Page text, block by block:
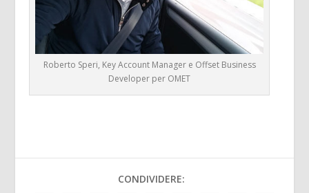
Roberto Speri, Key Account Manager e Offset Business
Developer per OMET
CONDIVIDERE: